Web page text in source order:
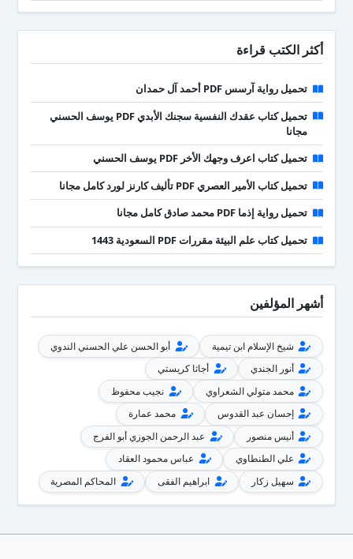
أكثر الكتب قراءة
تحميل رواية آرسس PDF أحمد آل حمدان
تحميل كتاب عقدك النفسية سجنك الأبدي PDF يوسف الحسني
مجانا
تحميل كتاب اعرف وجهك الأخر PDF يوسف الحسني
تحميل كتاب الأمير العصري PDF تأليف كارنز لورد كامل مجانا
تحميل رواية إذما PDF محمد صادق كامل مجانا
تحميل كتاب علم البيئة مقررات PDF السعودية 1443
أشهر المؤلفين
شيخ الإسلام ابن تيمية
أبو الحسن علي الحسني الندوي
أنور الجندي
أجاثا كريستي
محمد متولي الشعراوي
نجيب محفوظ
إحسان عبد القدوس
محمد عمارة
أنيس منصور
عبد الرحمن الجوزي أبو الفرج
علي الطنطاوي
عباس محمود العقاد
سهيل زكار
ابراهيم الفقى المحاكم المصرية